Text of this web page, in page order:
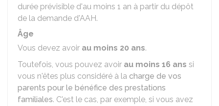
durée prévisible d'au moins 1 an à partir du dépôt
de la demande d'AAH.
Âge
Vous devez avoir au moins 20 ans.
Toutefois, vous pouvez avoir au moins 16 ans si
vous n'êtes plus considéré à la charge de vos
parents pour le bénéfice des prestations
familiales. C'est le cas, par exemple, si vous avez